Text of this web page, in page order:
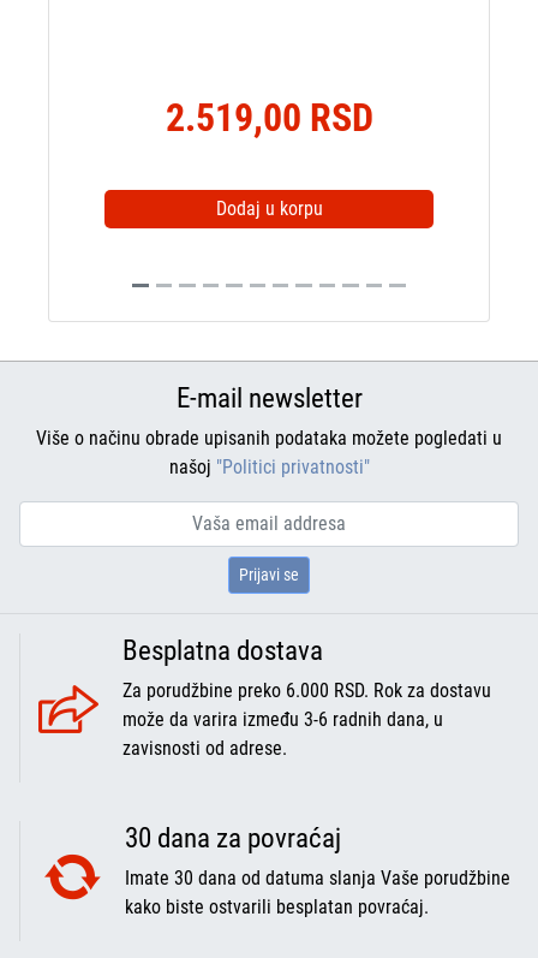
2.519,00 RSD
Dodaj u korpu
E-mail newsletter
Više o načinu obrade upisanih podataka možete pogledati u
našoj "Politici privatnosti"
Prijavi se
Besplatna dostava
Za porudžbine preko 6.000 RSD. Rok za dostavu
može da varira između 3-6 radnih dana, u
zavisnosti od adrese.
30 dana za povraćaj
Imate 30 dana od datuma slanja Vaše porudžbine
kako biste ostvarili besplatan povraćaj.